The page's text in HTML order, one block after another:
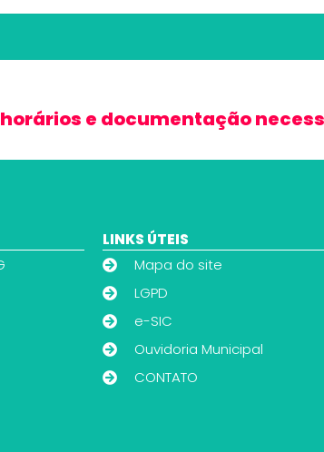
e documentação
LINKS ÚTEIS
Mapa do site
LGPD
e-SIC
Ouvidoria Municipal
CONTATO